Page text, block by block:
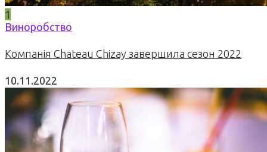
1
Виноробство
Компанія Chateau Chizay завершила сезон 2022
10.11.2022